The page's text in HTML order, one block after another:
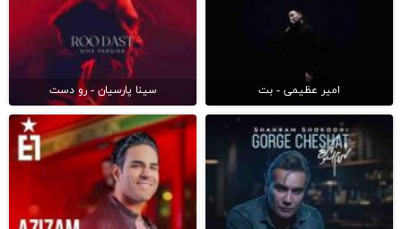
امیر عظیمی - بت سینا پارسیان - رو دست